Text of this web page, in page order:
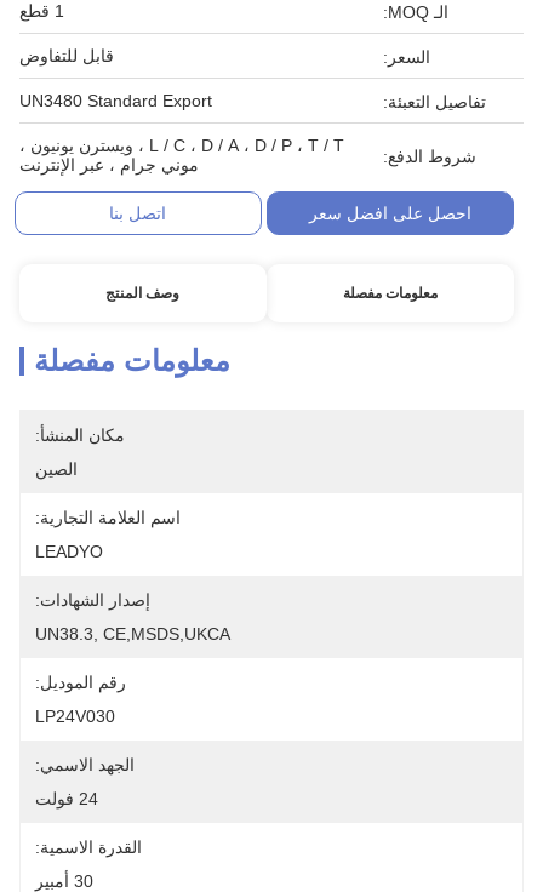
الـ MOQ: 1 قطع
السعر: قابل للتفاوض
تفاصيل التعبئة: UN3480 Standard Export
شروط الدفع:
L / C ، D / A ، D / P ، T / T ، ويسترن يونيون ،
موني جرام ، عبر الإنترنت
احصل على افضل سعر اتصل بنا
معلومات مفصلة وصف المنتج
معلومات مفصلة
مكان المنشأ:
الصين
اسم العلامة التجارية:
LEADYO
إصدار الشهادات:
UN38.3, CE,MSDS,UKCA
رقم الموديل:
LP24V030
الجهد الاسمي:
24 فولت
القدرة الاسمية:
30 أمبير